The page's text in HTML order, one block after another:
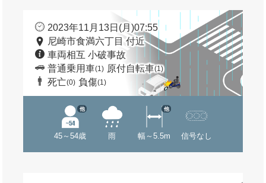
2023年11月13日(月)07:55
尼崎市食満六丁目 付近
車両相互 小破事故
普通乗用車(1) 原付自転車(1)
死亡(0) 負傷(1)
45～54歳
他
雨 幅～5.5m
他
信号なし